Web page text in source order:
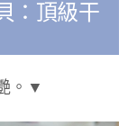
：頂級干
。▼